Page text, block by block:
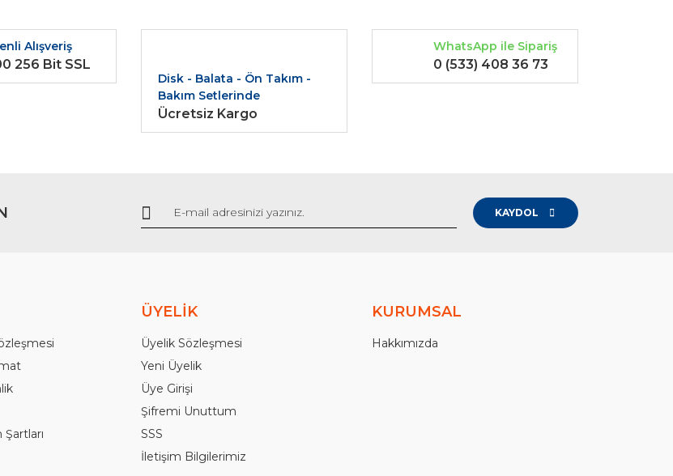
Gönder
Alışveriş
256 Bit SSL
Disk - Balata - Ön Takım -
Bakım Setlerinde
Ücretsiz Kargo
WhatsApp ile Sipariş
0 (533) 408 36 73
KAYDOL
ÜYELİK
Üyelik Sözleşmesi
Yeni Üyelik
Üye Girişi
Şifremi Unuttum
SSS
İletişim Bilgilerimiz
KURUMSAL
Hakkımızda